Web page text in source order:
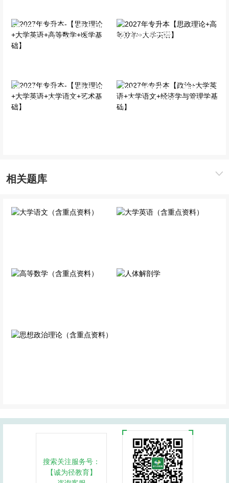
2027年专升本-【思政理论
+大学英语+高等数学+医
2027年专升本【思政理论
2027年专升本-【思政理论
+大学英语+大学语文+艺
2027年专升本【政治+大
学英语+大学语文+经济学
相关题库
搜索关注服务号：
【诚为径教育】